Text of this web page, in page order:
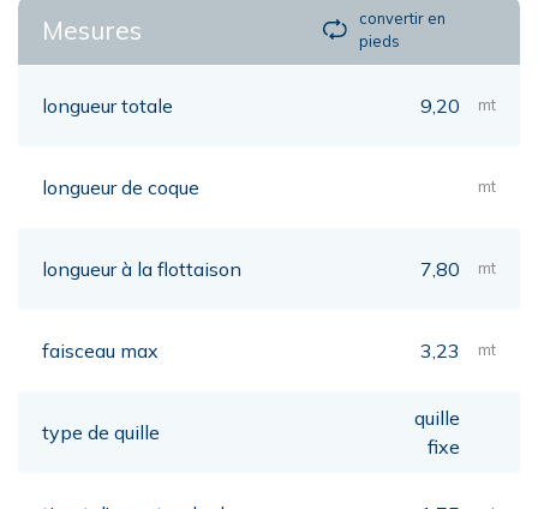
Mesures
convertir en
pieds
longueur totale 9,20 mt
longueur de coque mt
longueur à la flottaison 7,80 mt
faisceau max 3,23 mt
type de quille
quille
fixe